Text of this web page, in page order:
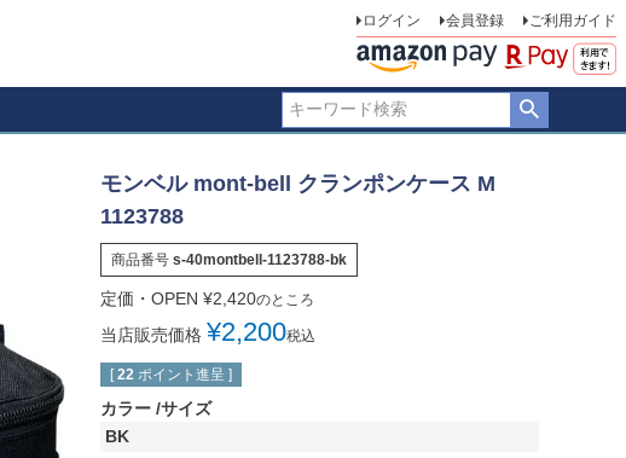
ログイン 会員登録 ご利用ガイド
モンベル mont-bell クランポンケース M
1123788
商品番号 s-40montbell-1123788-bk
定価・OPEN ¥2,420のところ
当店販売価格 ¥2,200税込
[ 22 ポイント進呈 ]
カラー サイズ
BK